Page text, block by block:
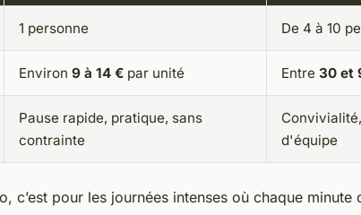
1 personne De 4 à 10
Environ 9 à 14 € par unité Entre 30 et
Pause rapide, pratique, sans
contrainte
d'équipe
c’est pour les journées intenses où chaque